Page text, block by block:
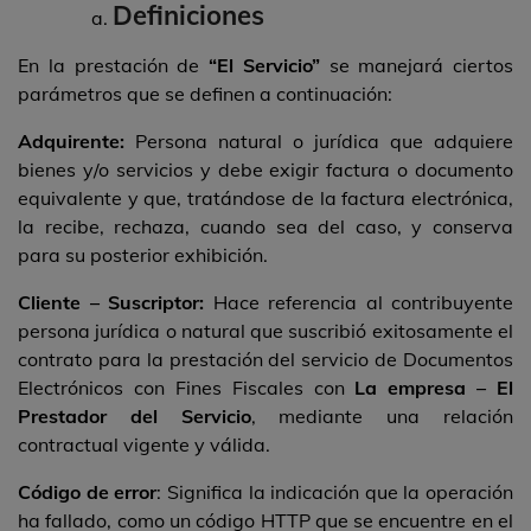
Definiciones
En la prestación de “El Servicio” se manejará ciertos
parámetros que se definen a continuación:
Adquirente: Persona natural o jurídica que adquiere
bienes y/o servicios y debe exigir factura o documento
equivalente y que, tratándose de la factura electrónica,
la recibe, rechaza, cuando sea del caso, y conserva
para su posterior exhibición.
Cliente – Suscriptor: Hace referencia al contribuyente
persona jurídica o natural que suscribió exitosamente el
contrato para la prestación del servicio de Documentos
Electrónicos con Fines Fiscales con La empresa – El
Prestador del Servicio, mediante una relación
contractual vigente y válida.
Código de error: Significa la indicación que la operación
ha fallado, como un código HTTP que se encuentre en el